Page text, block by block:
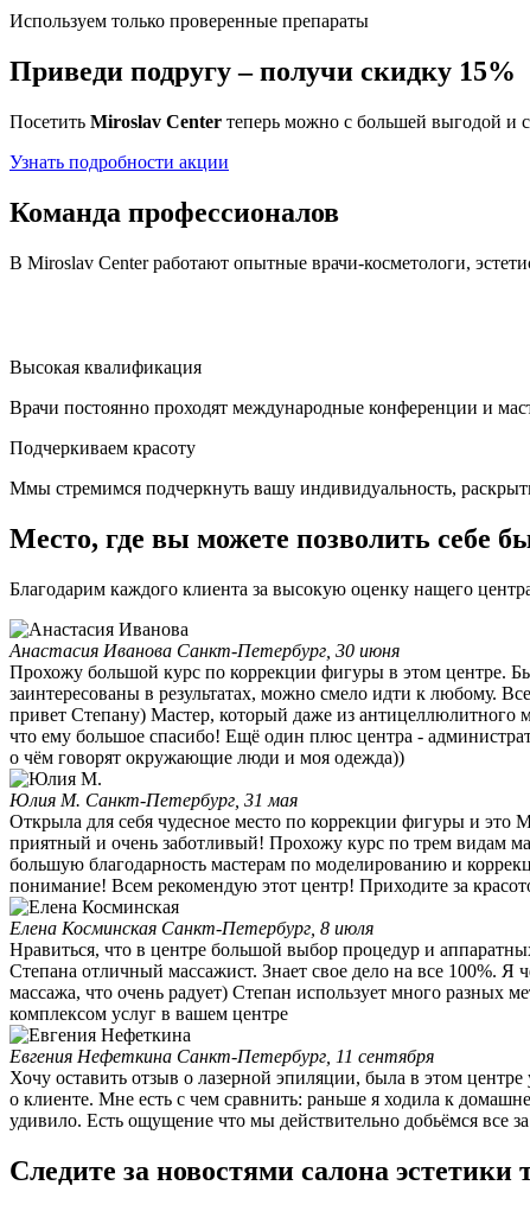
Используем только проверенные препараты
Приведи подругу – получи скидку 15%
Посетить Miroslav Сenter теперь можно с большей выгодой и с
Узнать подробности акции
Команда профессионалов
В Miroslav Сenter работают опытные врачи-косметологи,
Высокая квалификация
Врачи постоянно проходят международные конференции и
Подчеркиваем красоту
Ммы стремимся подчеркнуть вашу индивидуальность,
Место, где вы можете позволить себе
Благодарим каждого клиента за высокую оценку нащего
Анастасия Иванова Санкт-Петербург, 30 июня
Прохожу большой курс по коррекции фигуры в этом центре.
заинтересованы в результатах, можно смело идти к любому.
привет Степану) Мастер, который даже из антицеллюлитного
что ему большое спасибо! Ещё один плюс центра -
о чём говорят окружающие люди и моя одежда))
Юлия М. Санкт-Петербург, 31 мая
Открыла для себя чудесное место по коррекции фигуры и это
приятный и очень заботливый! Прохожу курс по трем видам
большую благодарность мастерам по моделированию и
понимание! Всем рекомендую этот центр! Приходите за
Елена Косминская Санкт-Петербург, 8 июля
Нравиться, что в центре большой выбор процедур и
Степана отличный массажист. Знает свое дело на все 100%. Я
массажа, что очень радует) Степан использует много разных
комплексом услуг в вашем центре
Евгения Нефеткина Санкт-Петербург, 11 сентября
Хочу оставить отзыв о лазерной эпиляции, была в этом
о клиенте. Мне есть с чем сравнить: раньше я ходила к
удивило. Есть ощущение что мы действительно добьёмся все
Следите за новостями салона эстетики